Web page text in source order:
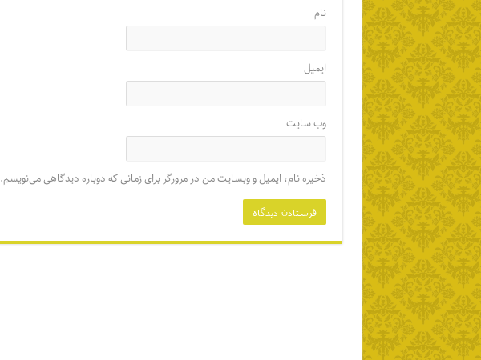
نام
ایمیل
وب‌ سایت
ذخیره نام، ایمیل و وبسایت من در مرورگر برای زمانی که دوباره دیدگاهی می‌نویسم.